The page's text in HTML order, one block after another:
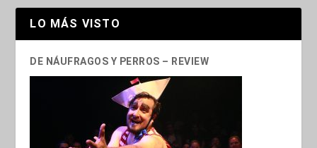
LO MÁS VISTO
DE NÁUFRAGOS Y PERROS – REVIEW